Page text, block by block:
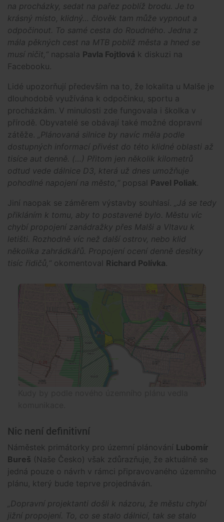
na procházky, sedat na pařez poblíž brodu. Je to
krásný místo, klidný… člověk tam může vypnout a
odpočinout. To samé cesta do Roudného. Jedna z
mála pěkných cest na MTB poblíž města a hned se
musí ničit,“ napsala Pavla Fojtlová k diskuzi na
Facebooku.
Lidé upozorňují především na to, že lokalita u Malše je
dlouhodobě využívána k odpočinku, sportu a
procházkám. V minulosti zde fungovala i školka v
přírodě. Obyvatelé se obávají také možné dopravní
zátěže.
„Plánovaná silnice by navíc měla podle
dostupných informací přivést do této klidné oblasti až
tisíce aut denně. (…) Přitom jen několik kilometrů
odtud vede dálnice D3, která už dnes umožňuje
pohodlné napojení na město,“ popsal Pavel Poliak.
Jiní naopak se záměrem výstavby souhlasí.
„Já se tedy
přikláním k tomu, aby to postavené bylo. Městu víc
chybí propojení zanádražky přes Malši a Vltavu k
letišti. Rozhodně víc než další ostrov, nebo klid
několika zahrádkářů. Propojení ocení denně desítky
tisíc řidičů,“ okomentoval Richard Polívka.
Nic není definitivní
Náměstek primátorky pro územní plánování Lubomír
Bureš (Naše Česko) však zdůrazňuje, že aktuálně se
jedná pouze o návrh v rámci připravovaného územního
plánu, který bude teprve projednáván.
„Dopravní projektanti došli k názoru, že městu chybí
jižní propojení. To, co se stalo dálnicí, tak se stalo